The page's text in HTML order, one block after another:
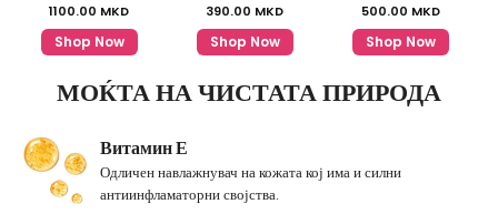
1100.00 MKD
Shop Now
390.00 MKD
Shop Now
500.00 MKD
Shop Now
МОЌТА НА ЧИСТАТА ПРИРОДА
Витамин Е
Одличен навлажнувач на кожата кој има и силни
антиинфламаторни својства.